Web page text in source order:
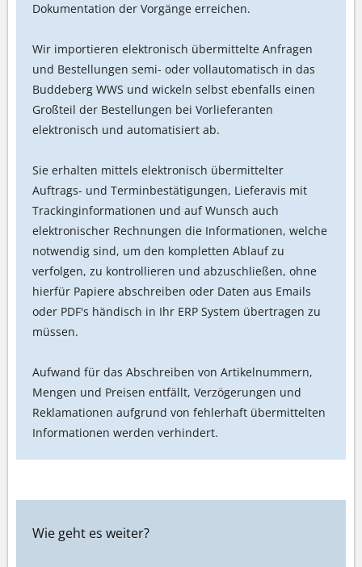
Dokumentation der Vorgänge erreichen.
Wir importieren elektronisch übermittelte Anfragen
und Bestellungen semi- oder vollautomatisch in das
Buddeberg WWS und wickeln selbst ebenfalls einen
Großteil der Bestellungen bei Vorlieferanten
elektronisch und automatisiert ab.
Sie erhalten mittels elektronisch übermittelter
Auftrags- und Terminbestätigungen, Lieferavis mit
Trackinginformationen und auf Wunsch auch
elektronischer Rechnungen die Informationen, welche
notwendig sind, um den kompletten Ablauf zu
verfolgen, zu kontrollieren und abzuschließen, ohne
hierfür Papiere abschreiben oder Daten aus Emails
oder PDF's händisch in Ihr ERP System übertragen zu
müssen.
Aufwand für das Abschreiben von Artikelnummern,
Mengen und Preisen entfällt, Verzögerungen und
Reklamationen aufgrund von fehlerhaft übermittelten
Informationen werden verhindert.
Wie geht es weiter?